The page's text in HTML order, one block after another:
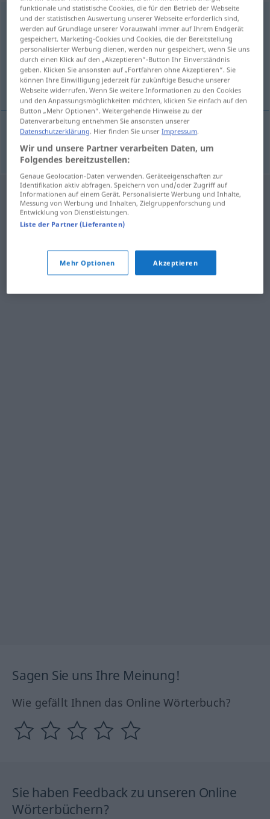
imperialistyczny
Übersicht aller Übersetzungen
(Für mehr Details die Übersetzung anklicken/antippen)
imperialistisch
imperialistisch imperialistyczny
Sagen Sie uns Ihre Meinung!
Wie gefällt Ihnen das Online Wörterbuch?
Sie haben Feedback zu unseren Online
Wörterbüchern?
funktionale und statistische Cookies, die für den Betrieb der Webseite
und der statistischen Auswertung unserer Webseite erforderlich sind,
werden auf Grundlage unserer Vorauswahl immer auf Ihrem Endgerät
gespeichert. Marketing-Cookies und Cookies, die der Bereitstellung
personalisierter Werbung dienen, werden nur gespeichert, wenn Sie uns
durch einen Klick auf den „Akzeptieren“-Button Ihr Einverständnis
geben. Klicken Sie ansonsten auf „Fortfahren ohne Akzeptieren“. Sie
können Ihre Einwilligung jederzeit für zukünftige Besuche unserer
Webseite widerrufen. Wenn Sie weitere Informationen zu den Cookies
und den Anpassungsmöglichkeiten möchten, klicken Sie einfach auf den
Button „Mehr Optionen“. Weitergehende Hinweise zu der
Datenverarbeitung entnehmen Sie ansonsten unserer
Datenschutzerklärung. Hier finden Sie unserImpressum.
Wir und unsere Partner verarbeiten Daten, um
Folgendes bereitzustellen:
Genaue Geolocation-Daten verwenden. Geräteeigenschaften zur
Identifikation aktiv abfragen. Speichern von und/oder Zugriff auf
Informationen auf einem Gerät. Personalisierte Werbung und Inhalte,
Messung von Werbung und Inhalten, Zielgruppenforschung und
Entwicklung von Dienstleistungen.
Liste der Partner (Lieferanten)
Mehr Optionen Akzeptieren